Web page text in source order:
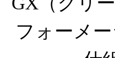
フォーメ